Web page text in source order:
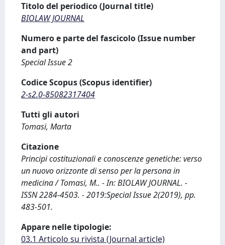
Titolo del periodico (Journal title)
BIOLAW JOURNAL
Numero e parte del fascicolo (Issue number
and part)
Special Issue 2
Codice Scopus (Scopus identifier)
2-s2.0-85082317404
Tutti gli autori
Tomasi, Marta
Citazione
Principi costituzionali e conoscenze genetiche: verso
un nuovo orizzonte di senso per la persona in
medicina / Tomasi, M.. - In: BIOLAW JOURNAL. -
ISSN 2284-4503. - 2019:Special Issue 2(2019), pp.
483-501.
Appare nelle tipologie:
03.1 Articolo su rivista (Journal article)